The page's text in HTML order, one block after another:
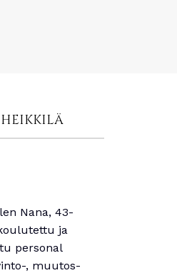
Nana, 43-
ja
personal
, muutos-